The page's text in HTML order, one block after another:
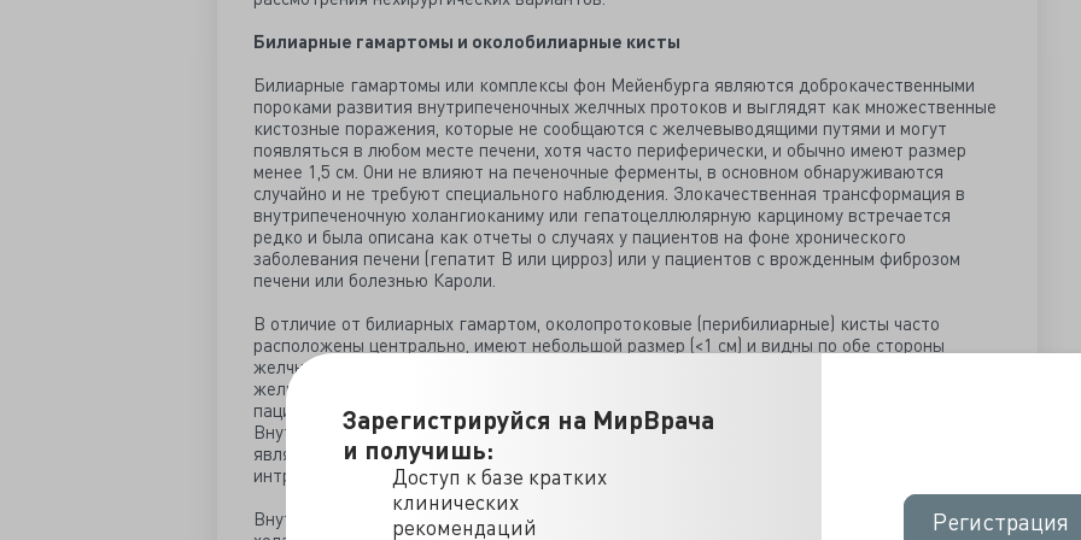
Зарегистрируйся на МирВрача
и получишь:
Доступ к базе кратких
клинических
рекомендаций
Регистрация
Регистрация
Билиарные гамартомы и околобилиарные кисты
Билиарные гамартомы или комплексы фон Мейенбурга являются доброкачественными
пороками развития внутрипеченочных желчных протоков и выглядят как множественные
кистозные поражения, которые не сообщаются с желчевыводящими путями и могут
появляться в любом месте печени, хотя часто периферически, и обычно имеют размер
менее 1,5 см. Они не влияют на печеночные ферменты, в основном обнаруживаются
случайно и не требуют специального наблюдения. Злокачественная трансформация в
внутрипеченочную холангиоканиму или гепатоцеллюлярную карциному встречается
редко и была описана как отчеты о случаях у пациентов на фоне хронического
заболевания печени (гепатит В или цирроз) или у пациентов с врожденным фиброзом
печени или болезнью Кароли.
В отличие от билиарных гамартом, околопротоковые (перибилиарные) кисты часто
расположены центрально, имеют небольшой размер (<1 см) и видны по обе стороны
желчных протоков в виде «нитки жемчуга» вокруг воротных вен. Они не сообщаются с
желчными протоками, часто обнаруживаются случайно и обычно наблюдаются у
пациентов на фоне хронического заболевания печени и/или портальной гипертензией.
Внутрипротоковое папиллярное муцинозное образование желчевыводящих путей (IPNB)
является одним из 3 преинвазивных образований желчных протоков: билиарная
интраэпителиальная неоплазия, IPNB и муцинозные кисты печени.
Внутрипротоковая папиллярная неоплазия является предшественником